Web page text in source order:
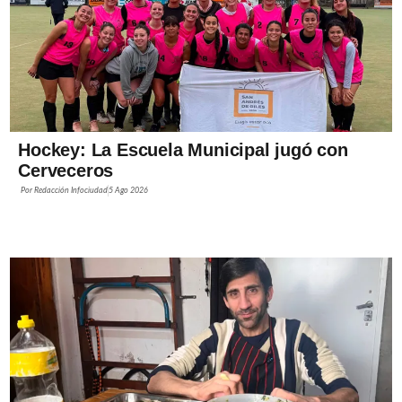
Hockey: La Escuela Municipal jugó con
Cerveceros
PorRedacción Infociudad 5 Ago 2026